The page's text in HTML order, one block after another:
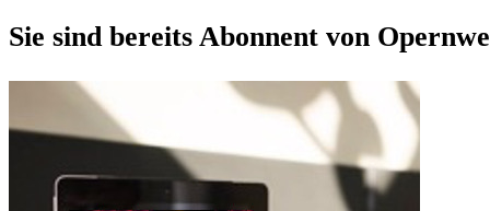
Sie sind bereits Abonnent von